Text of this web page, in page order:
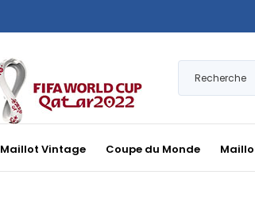
Maillot Vintage Coupe du Monde